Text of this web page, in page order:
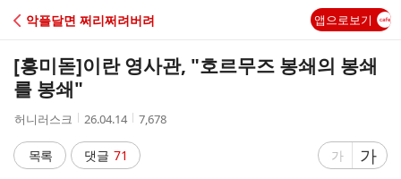
C
A
악플달면 쩌리쩌려버려 앱으로보기
[흥미돋]이란 영사관, "호르무즈 봉쇄의 봉쇄
를 봉쇄"
작
자
허니러스크
작
시
간
26.04.14
조
수
7,678
목록 댓글 71
글
가
글
가